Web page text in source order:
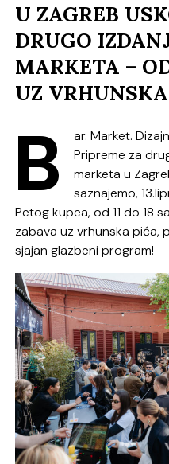
U ZAGREB
DRUGO
MARKETA –
UZ
B
ar. Market.
Pripreme za
marketa u
saznajemo,
Petog kupea, od 11 do 18
zabava uz vrhunska pića,
sjajan glazbeni program!